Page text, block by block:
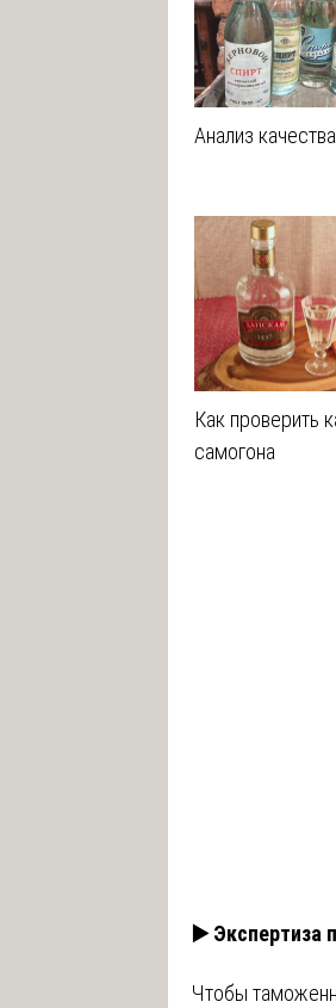
Анализ
Как проверить
самогона
▶️ Экспертиза
Чтобы